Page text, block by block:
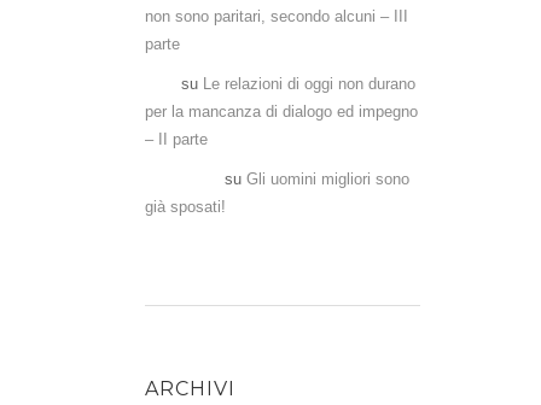
non sono paritari, secondo alcuni – III
parte
su Le relazioni di oggi non durano
per la mancanza di dialogo ed impegno
– II parte
su Gli uomini migliori sono
già sposati!
ARCHIVI